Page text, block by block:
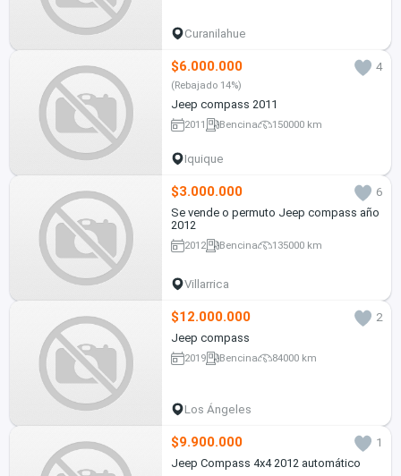
Curanilahue
$6.000.000 4
(Rebajado 14%)
Jeep compass 2011
2011 Bencina 150000 km
Iquique
$3.000.000
6
Se vende o permuto Jeep compass año
2012
2012 Bencina 135000 km
Villarrica
$12.000.000
2
Jeep compass
2019 Bencina 84000 km
Los Ángeles
$9.900.000
1
Jeep Compass 4x4 2012 automático